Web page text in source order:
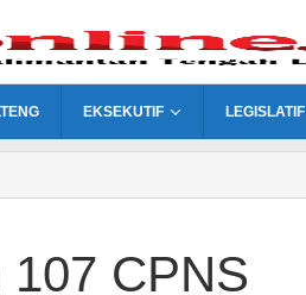
EKSEKUTIF LEGISLATIF
CPNS